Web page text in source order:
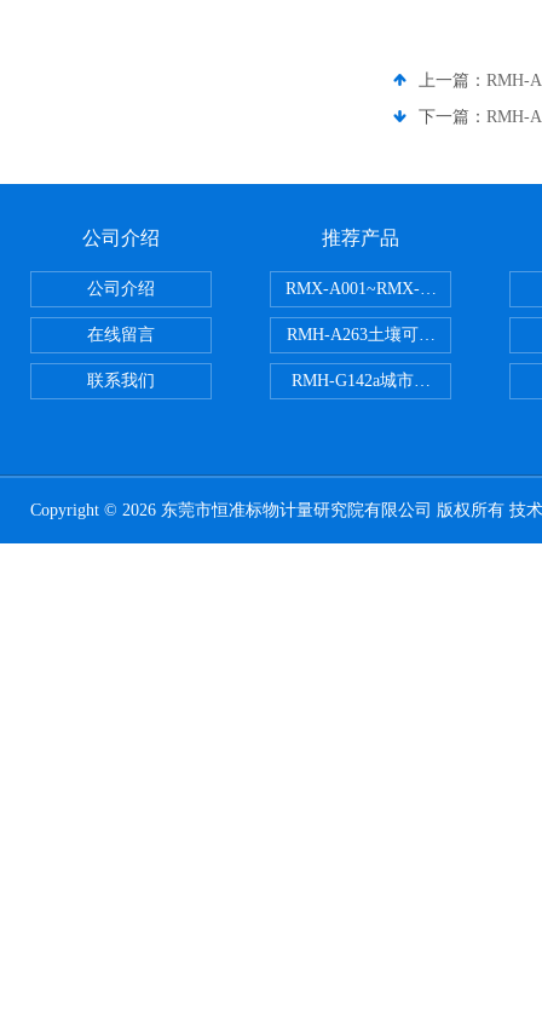
上一篇： RMH-
下一篇： RMH-
公司介绍
公司介绍
在线留言
联系我们
推荐产品
RMX-A001~RMX-A002丙烯酸涂
RMH-A263土壤可交换酸度分析标
RMH-G142a城市污水处理污泥中
Copyright © 2026 东莞市恒准标物计量研究院有限公司 版权所有 技